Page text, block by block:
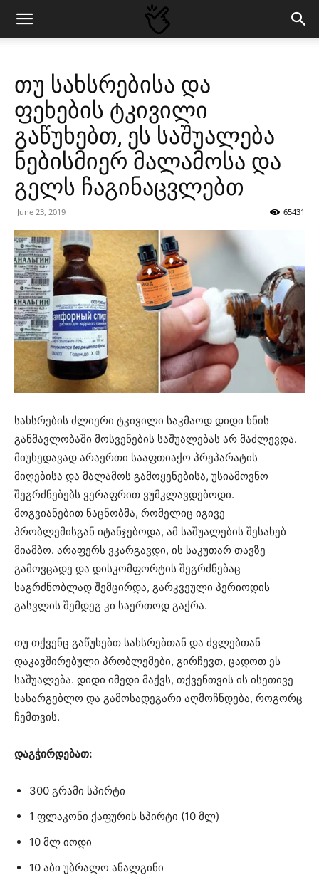
თუ სახსრებისა და
ფეხების ტკივილი
გაწუხებთ, ეს საშუალება
ნებისმიერ მალამოსა და
გელს ჩაგინაცვლებთ
June 23, 2019 65431
სახსრების ძლიერი ტკივილი საკმაოდ დიდი ხნის
განმავლობაში მოსვენების საშუალებას არ მაძლევდა.
მიუხედავად არაერთი სააფთიაქო პრეპარატის
მიღებისა და მალამოს გამოყენებისა, უსიამოვნო
შეგრძნებებს ვერაფრით ვუმკლავდებოდი.
მოგვიანებით ნაცნობმა, რომელიც იგივე
პრობლემისგან იტანჯებოდა, ამ საშუალების შესახებ
მიამბო. არაფერს ვკარგავდი, ის საკუთარ თავზე
გამოვცადე და დისკომფორტის შეგრძნებაც
საგრძნობლად შემცირდა, გარკვეული პერიოდის
გასვლის შემდეგ კი საერთოდ გაქრა.
თუ თქვენც გაწუხებთ სახსრებთან და ძვლებთან
დაკავშირებული პრობლემები, გირჩევთ, ცადოთ ეს
საშუალება. დიდი იმედი მაქვს, თქვენთვის ის ისეთივე
სასარგებლო და გამოსადეგარი აღმოჩნდება, როგორც
ჩემთვის.
დაგჭირდებათ:
300 გრამი სპირტი
1 ფლაკონი ქაფურის სპირტი (10 მლ)
10 მლ იოდი
10 აბი უბრალო ანალგინი